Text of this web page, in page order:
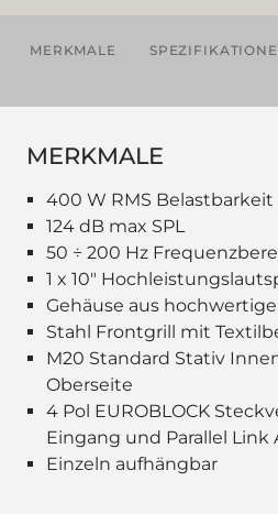
MERKMALE
MERKMALE
400 W RMS Belastbarkeit
124 dB max SPL
50 ÷ 200 Hz
1 x 10"
Gehäuse aus
Stahl Frontgrill mit
M20 Standard Stativ
Oberseite
4 Pol EUROBLOCK
Eingang und Parallel Link
Einzeln aufhängbar